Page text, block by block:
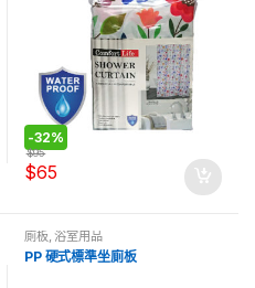
-32%
$65
$95
廁板,浴室用品
PP 硬式標準坐廁板